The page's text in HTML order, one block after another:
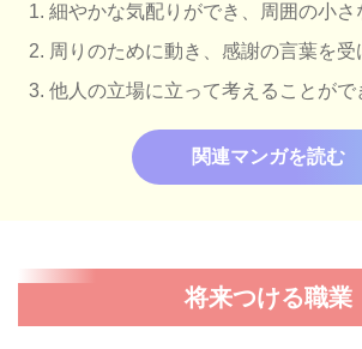
細やかな気配りができ、周囲の小さ
周りのために動き、感謝の言葉を受
他人の立場に立って考えることがで
関連マンガを読む
将来つける職業